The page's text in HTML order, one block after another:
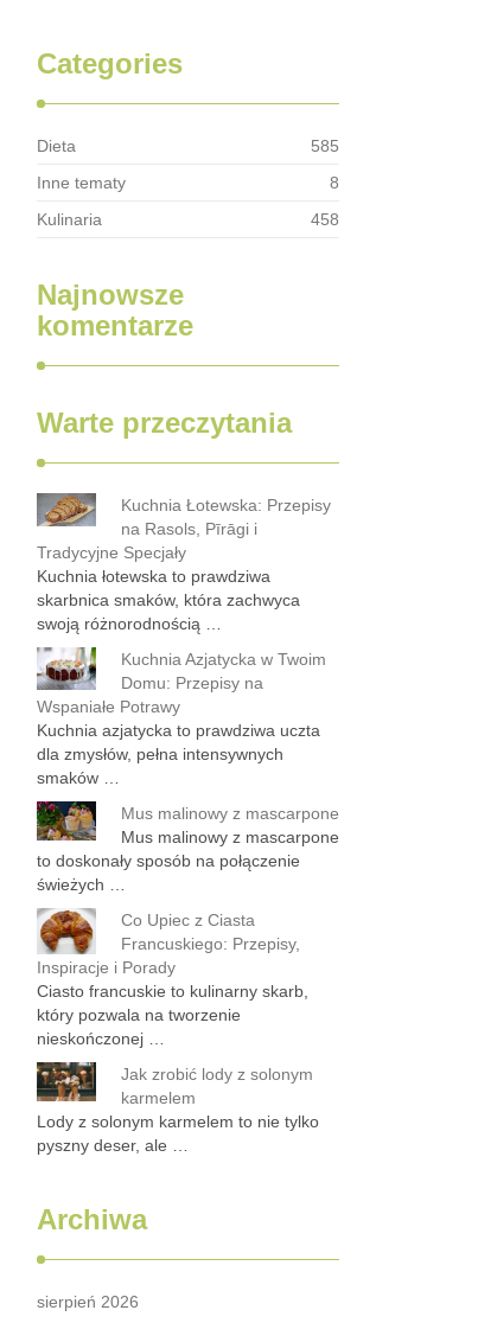
Categories
Dieta
585
Inne tematy
8
Kulinaria
458
Najnowsze
komentarze
Warte przeczytania
Kuchnia Łotewska: Przepisy
na Rasols, Pīrāgi i
Tradycyjne Specjały
Kuchnia łotewska to prawdziwa
skarbnica smaków, która zachwyca
swoją różnorodnością …
Kuchnia Azjatycka w Twoim
Domu: Przepisy na
Wspaniałe Potrawy
Kuchnia azjatycka to prawdziwa uczta
dla zmysłów, pełna intensywnych
smaków …
Mus malinowy z mascarpone
Mus malinowy z mascarpone
to doskonały sposób na połączenie
świeżych …
Co Upiec z Ciasta
Francuskiego: Przepisy,
Inspiracje i Porady
Ciasto francuskie to kulinarny skarb,
który pozwala na tworzenie
nieskończonej …
Jak zrobić lody z solonym
karmelem
Lody z solonym karmelem to nie tylko
pyszny deser, ale …
Archiwa
sierpień 2026